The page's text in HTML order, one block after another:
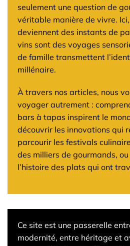
seulement une question de
véritable manière de vivre.
deviennent des instants de
vins sont des voyages
de famille transmettent
millénaire.
À travers nos articles, nous
voyager autrement :
bars à tapas inspirent le
découvrir les innovations qui
parcourir les festivals
des milliers de gourmands,
l’histoire des plats qui ont
Ce site est une passerelle
modernité, entre héritage et